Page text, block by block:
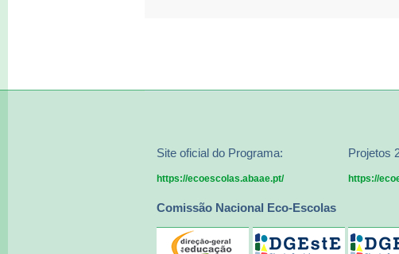
Site oficial do Programa:
https://ecoescolas.abaae.pt/
Projetos
https://
Comissão Nacional Eco-Escolas